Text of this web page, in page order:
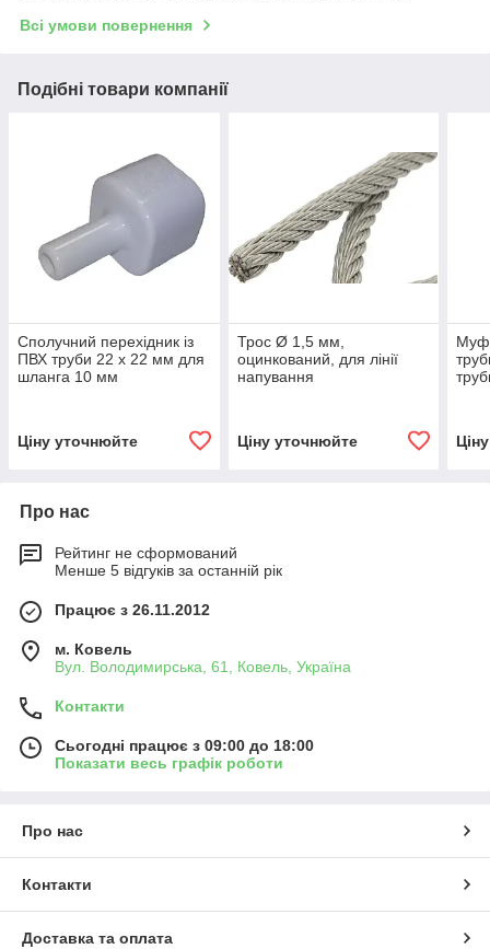
Всі умови повернення
Подібні товари компанії
Сполучний перехідник із
ПВХ труби 22 х 22 мм для
шланга 10 мм
Ціну уточнюйте
Трос Ø 1,5 мм,
оцинкований, для лінії
напування
Ціну уточнюйте
Про нас
Рейтинг не сформований
Менше 5 відгуків за останній рік
Працює з 26.11.2012
м. Ковель
Вул. Володимирська, 61, Ковель, Україна
Контакти
Сьогодні працює з 09:00 до 18:00
Показати весь графік роботи
Про нас
Контакти
Доставка та оплата